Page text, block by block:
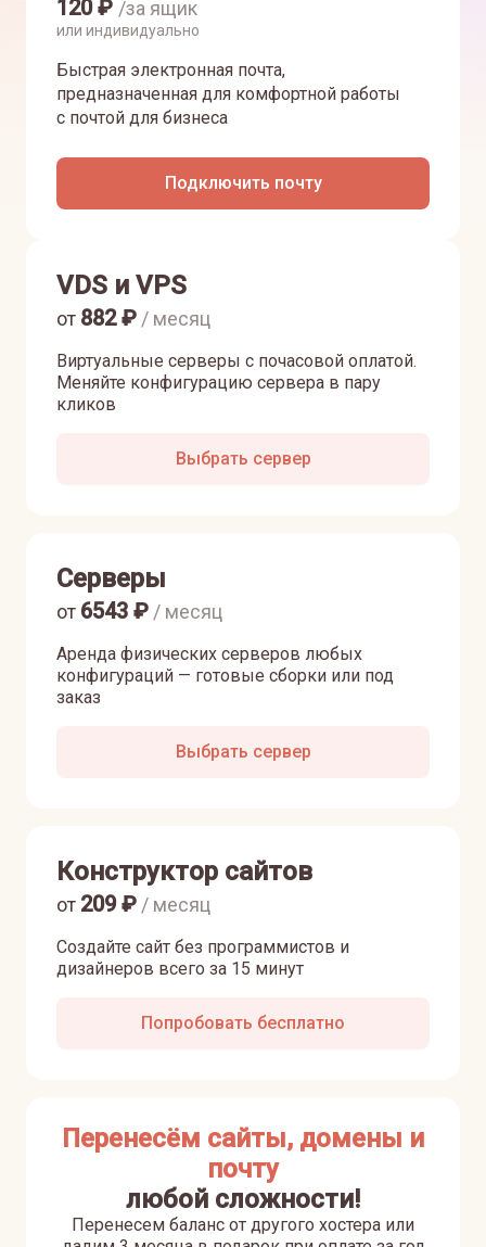
120₽ /за ящик
или индивидуально
Быстрая электронная почта,
предназначенная для комфортной работы
с почтой для бизнеса
Подключить почту
VDS и VPS
Виртуальные серверы с почасовой оплатой.
Меняйте конфигурацию сервера в пару
кликов
от 882₽ / месяц
Выбрать сервер
Серверы
Аренда физических серверов любых
конфигураций — готовые сборки или под
заказ
от 6543 ₽ / месяц
Выбрать сервер
Конструктор сайтов
Создайте сайт без программистов и
дизайнеров всего за 15 минут
от 209₽ / месяц
Попробовать бесплатно
Перенесём сайты, домены и
почту
любой сложности!
Перенесем баланс от другого хостера или